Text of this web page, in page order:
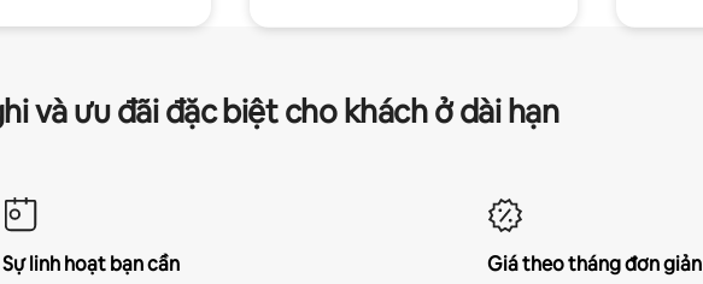
và ưu đãi đặc biệt cho khách ở dài hạn
Sự linh hoạt bạn cần
Giá theo tháng đơn giản